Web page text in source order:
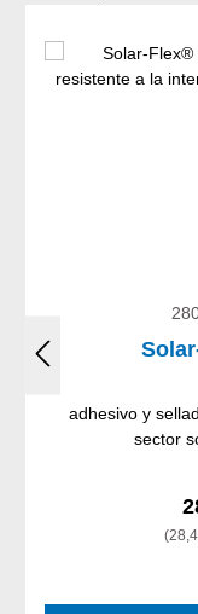
adhesivo y
sector